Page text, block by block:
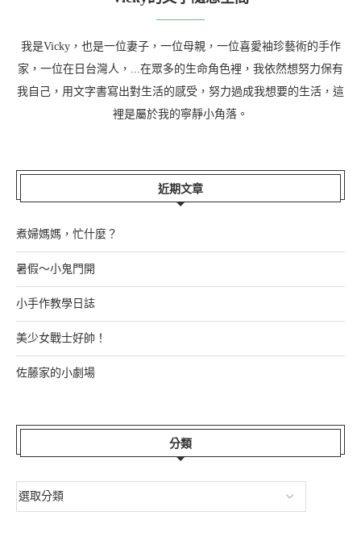
我是Vicky，也是一位妻子，一位母親，一位喜愛袖珍藝術的手作
家，一位在日台灣人，...在眾多的生命角色裡，我依然想努力保有
我自己，用文字書寫出對生活的感受，努力過成我想要的生活，這
裡是屬於我的寧靜小角落。
近期文章
煮婦媽媽，忙什麼？
暑假～小鬼門開
小手作教學日誌
美少女戰士好帥！
佐藤家的小劇場
分類